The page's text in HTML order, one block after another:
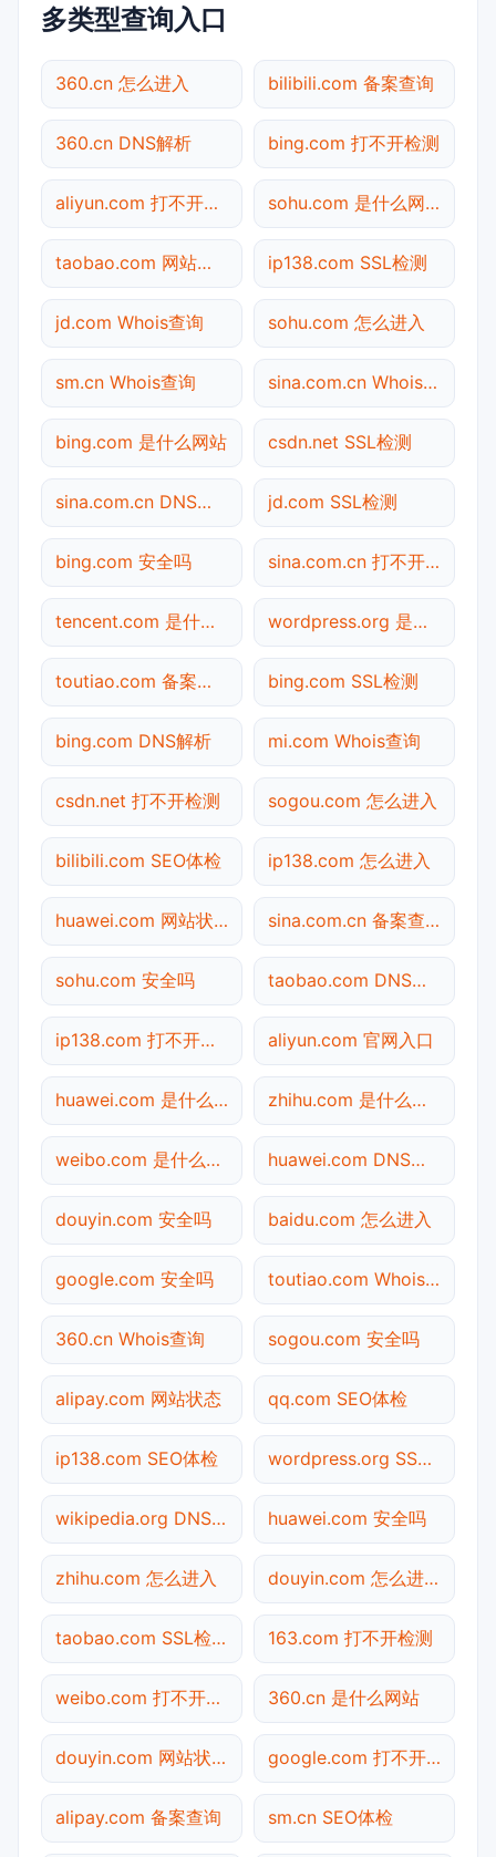
多类型查询入口
360.cn 怎么进入 bilibili.com 备案查询
360.cn DNS解析 bing.com 打不开检测
aliyun.com 打不开检测 sohu.com 是什么网站
taobao.com 网站状态 ip138.com SSL检测
jd.com Whois查询 sohu.com 怎么进入
sm.cn Whois查询 sina.com.cn Whois查询
bing.com 是什么网站 csdn.net SSL检测
sina.com.cn DNS解析 jd.com SSL检测
bing.com 安全吗 sina.com.cn 打不开检测
tencent.com 是什么网站 wordpress.org 是什么网站
toutiao.com 备案查询 bing.com SSL检测
bing.com DNS解析 mi.com Whois查询
csdn.net 打不开检测 sogou.com 怎么进入
bilibili.com SEO体检 ip138.com 怎么进入
huawei.com 网站状态 sina.com.cn 备案查询
sohu.com 安全吗 taobao.com DNS解析
ip138.com 打不开检测 aliyun.com 官网入口
huawei.com 是什么网站 zhihu.com 是什么网站
weibo.com 是什么网站 huawei.com DNS解析
douyin.com 安全吗 baidu.com 怎么进入
google.com 安全吗 toutiao.com Whois查询
360.cn Whois查询 sogou.com 安全吗
alipay.com 网站状态 qq.com SEO体检
ip138.com SEO体检 wordpress.org SSL检测
wikipedia.org DNS解析 huawei.com 安全吗
zhihu.com 怎么进入 douyin.com 怎么进入
taobao.com SSL检测 163.com 打不开检测
weibo.com 打不开检测 360.cn 是什么网站
douyin.com 网站状态 google.com 打不开检测
alipay.com 备案查询 sm.cn SEO体检